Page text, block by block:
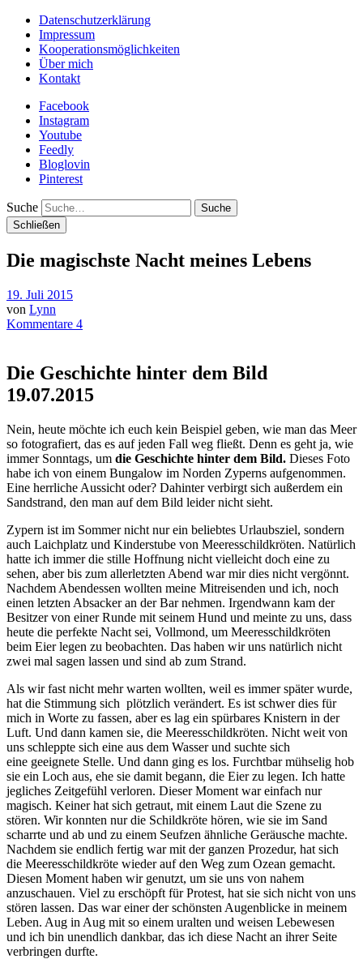
Datenschutzerklärung
Impressum
Kooperationsmöglichkeiten
Über mich
Kontakt
Facebook
Instagram
Youtube
Feedly
Bloglovin
Pinterest
Suche
Schließen
Die magischste Nacht meines Lebens
19. Juli 2015
von Lynn
Kommentare 4
Die Geschichte hinter dem Bild
19.07.2015
Nein, heute möchte ich euch kein Beispiel geben, wie man das Meer
so fotografiert, das es auf jeden Fall weg fließt. Denn es geht ja, wie
immer Sonntags, um die Geschichte hinter dem Bild. Dieses Foto
habe ich von einem Bungalow im Norden Zyperns aufgenommen.
Eine herrliche Aussicht oder? Dahinter verbirgt sich außerdem ein
Sandstrand, den man auf dem Bild leider nicht sieht.
Zypern ist im Sommer nicht nur ein beliebtes Urlaubsziel, sondern
auch Laichplatz und Kinderstube von Meeresschildkröten. Natürlich
hatte ich immer die stille Hoffnung nicht vielleicht doch eine zu
sehen, aber bis zum allerletzten Abend war mir dies nicht vergönnt.
Nachdem Abendessen wollten meine Mitreisenden und ich, noch
einen letzten Absacker an der Bar nehmen. Irgendwann kam der
Besitzer von einer Runde mit seinem Hund und meinte zu uns, dass
heute die perfekte Nacht sei, Vollmond, um Meeresschildkröten
beim Eier legen zu beobachten. Das haben wir uns natürlich nicht
zwei mal sagen lassen und sind ab zum Strand.
Als wir fast nicht mehr warten wollten, weil es immer später wurde,
hat die Stimmung sich plötzlich verändert. Es ist schwer dies für
mich in Worte zu fassen, aber es lag ein spürbares Knistern in der
Luft. Und dann kamen sie, die Meeresschildkröten. Nicht weit von
uns schleppte sich eine aus dem Wasser und suchte sich
eine geeignete Stelle. Und dann ging es los. Furchtbar mühselig hob
sie ein Loch aus, ehe sie damit begann, die Eier zu legen. Ich hatte
jegliches Zeitgefühl verloren. Dieser Moment war einfach nur
magisch. Keiner hat sich getraut, mit einem Laut die Szene zu
stören. Wir konnten nur die Schildkröte hören, wie sie im Sand
scharrte und ab und zu einem Seufzen ähnliche Geräusche machte.
Nachdem sie endlich fertig war mit der ganzen Prozedur, hat sich
die Meeresschildkröte wieder auf den Weg zum Ozean gemacht.
Diesen Moment haben wir genutzt, um sie uns von nahem
anzuschauen. Viel zu erschöpft für Protest, hat sie sich nicht von uns
stören lassen. Das war einer der schönsten Augenblicke in meinem
Leben. Aug in Aug mit so einem uralten und weisen Lebewesen
und ich bin unendlich dankbar, das ich diese Nacht an ihrer Seite
verbringen durfte.